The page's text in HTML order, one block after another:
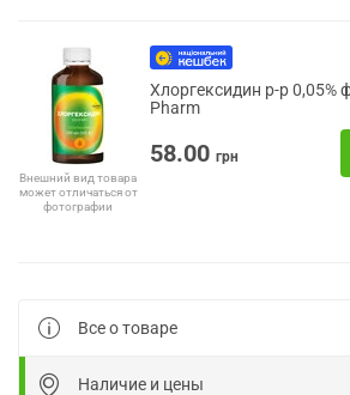
Внешний вид товара
может отличаться от
фотографии
Хлоргексидин р-р 0,05%
Pharm
58.00 грн
Все о товаре
Наличие и цены